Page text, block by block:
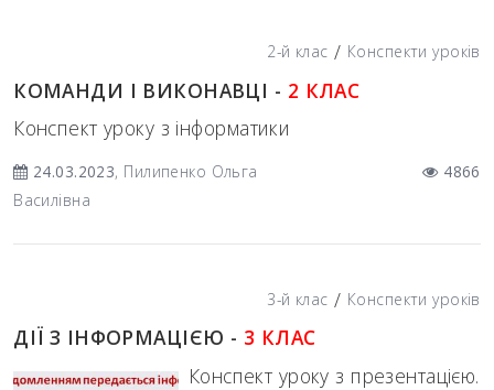
2-й клас / Конспекти уроків
КОМАНДИ І ВИКОНАВЦІ - 2 КЛАС
Конспект уроку з інформатики
24.03.2023, Пилипенко Ольга
Василівна
4866
3-й клас / Конспекти уроків
ДІЇ З ІНФОРМАЦІЄЮ - 3 КЛАС
Конспект уроку з презентацією.